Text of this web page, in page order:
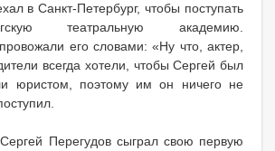
в Санкт-Петербург, чтобы поступать
театральную академию.
его словами: «Ну что, актер,
всегда хотели, чтобы Сергей был
юристом, поэтому им он ничего не
Перегудов сыграл свою первую